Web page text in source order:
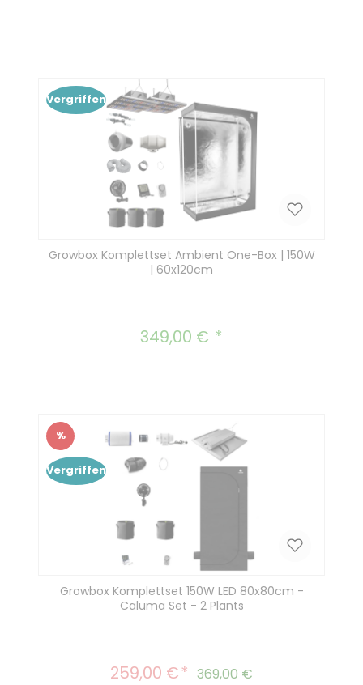
Vergriffen
Growbox Komplettset Ambient One-Box | 150W
| 60x120cm
Regulärer Preis:
349,00 €
Rabatt
%
Vergriffen
Growbox Komplettset 150W LED 80x80cm -
Caluma Set - 2 Plants
Verkaufspreis:
259,00 € Regulärer Preis:
369,00 €